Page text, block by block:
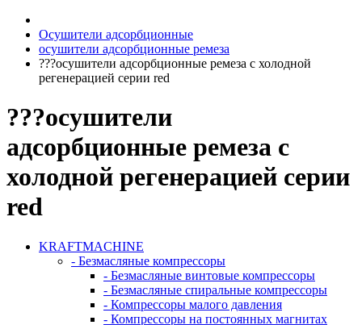
Осушители адсорбционные
осушители адсорбционные ремеза
???осушители адсорбционные ремеза с холодной
регенерацией серии red
???осушители
адсорбционные ремеза с
холодной регенерацией серии
red
KRAFTMACHINE
- Безмасляные компрессоры
- Безмасляные винтовые компрессоры
- Безмасляные спиральные компрессоры
- Компрессоры малого давления
- Компрессоры на постоянных магнитах